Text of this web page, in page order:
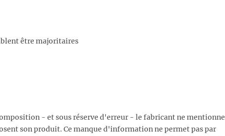
être majoritaires
- et sous réserve d'erreur - le fabricant ne mentionne
son produit. Ce manque d'information ne permet pas par